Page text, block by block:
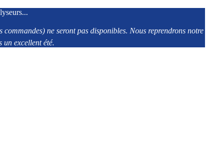
ne seront pas disponibles. Nous reprendrons notre
un excellent été.